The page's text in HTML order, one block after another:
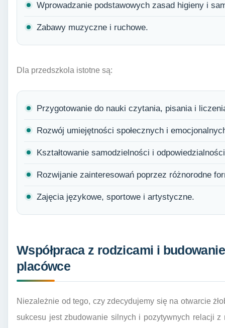
Wprowadzanie podstawowych zasad higieny i
Zabawy muzyczne i ruchowe.
Dla przedszkola istotne są:
Przygotowanie do nauki czytania, pisania i
Rozwój umiejętności społecznych i
Kształtowanie samodzielności i
Rozwijanie zainteresowań poprzez różnorodne
Zajęcia językowe, sportowe i artystyczne.
Współpraca z rodzicami i
placówce
Niezależnie od tego, czy zdecydujemy się na otwarcie
sukcesu jest zbudowanie silnych i pozytywnych relacji z